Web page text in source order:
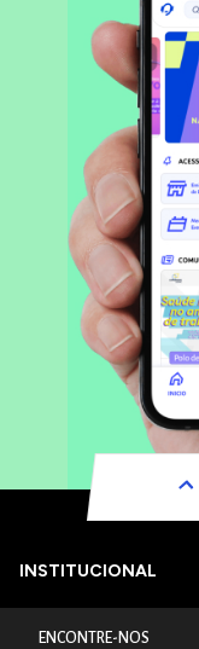
INSTITUCIONAL
ENCONTRE-NOS